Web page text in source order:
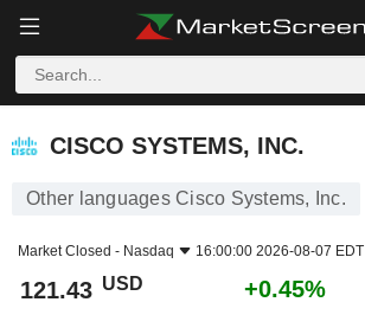
CISCO SYSTEMS, INC.
CISCO SYSTEMS, INC.
Other languages Cisco Systems, Inc.
Market Closed - Nasdaq 16:00:00 2026-08-07 EDT
121.43 USD +0.45%